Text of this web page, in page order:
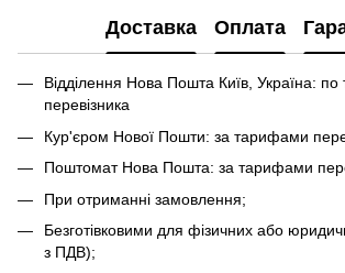
Доставка Оплата
Відділення Нова Пошта Київ, Україна:
перевізника
Кур'єром Нової Пошти: за тарифами
Поштомат Нова Пошта: за тарифами
При отриманні замовлення;
Безготівковими для фізичних або
з ПДВ);